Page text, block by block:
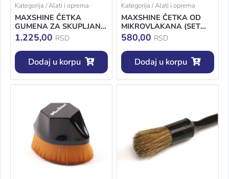
Kategorija / Alati i oprema
MAXSHINE ČETKA
GUMENA ZA SKUPLJANJE
DLAKA 7011028
1.225,00 RSD
Dodaj u korpu
Kategorija / Alati i oprema
MAXSHINE ČETKA OD
MIKROVLAKANA (SET
10KOM) 704613
580,00 RSD
Dodaj u korpu